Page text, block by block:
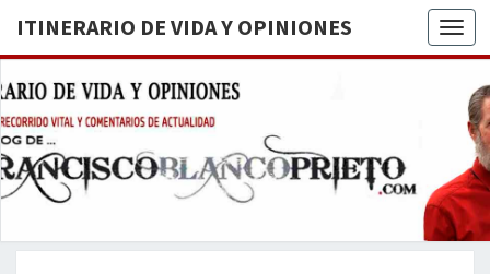
ITINERARIO DE VIDA Y OPINIONES
DE
BREVE
RECORRIDO
VITAL Y
ACTUALIDAD